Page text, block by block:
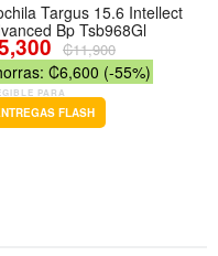
Targus 15.6 Intellect
Bp Tsb968Gl
₡11,900
₡6,600 (-55%)
PARA
FLASH